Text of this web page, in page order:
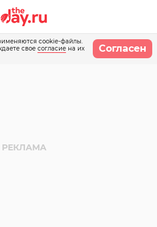
cookie-файлы.
свое согласие на их
Согласен